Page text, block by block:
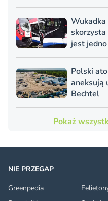
Wukadka
skorzysta
jest jedno
Polski
aneksują
Bechtel
Pokaż
NIE PRZEGAP
Greenpedia